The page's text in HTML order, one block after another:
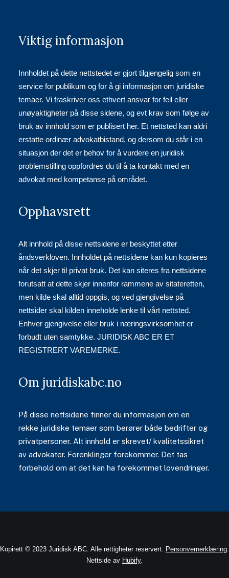
Viktig informasjon
Innholdet på dette nettstedet er gjort tilgjengelig som en
service for publikum og for å gi informasjon om juridiske
temaer. Vi fraskriver oss ethvert ansvar for feil eller
unøyaktigheter på disse sidene, og evt krav som følge av
bruk av innhold som er publisert her. Et nettsted kan aldri
erstatte ordinær advokatbistand, og dersom du står i en
situasjon der det er behov for å vurdere en juridisk
problemstilling oppfordres du til å ta kontakt med en
advokat med kompetanse på området.
Opphavsrett
Alt innhold på disse nettsidene er beskyttet etter
åndsverkloven. Innholdet på nettsidene kan kun kopieres
når det skjer til privat bruk. Det kan siteres fra nettsidene
forutsatt at dette skjer innenfor rammene av sitateretten,
men kilde skal alltid oppgis, og ved gjengivelse på
nettsider skal kilden inneholde lenke til vårt nettsted.
Enhver gjengivelse eller bruk i næringsvirksomhet er
forbudt uten samtykke. JURIDISK ABC ER ET
REGISTRERT VAREMERKE.
Om juridiskabc.no
På disse nettsidene finner du informasjon om en
rekke juridiske temaer som berører både bedrifter og
privatpersoner. Alt innhold er skrevet/ kvalitetssikret
av advokater. Forenklinger forekommer. Det tas
forbehold om at det kan ha forekommet lovendringer.
Kopirett © 2023 Juridisk ABC. Alle rettigheter reservert. Personvernerklæring.
Nettside av Hubify.